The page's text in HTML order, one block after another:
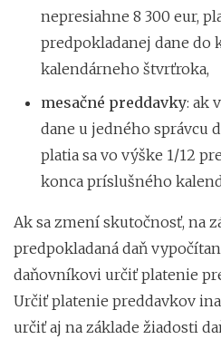
nepresiahne 8 300 eur,
predpokladanej dane do
kalendárneho štvrťroka,
mesačné preddavky: ak
dane u jedného správcu
platia sa vo výške 1/12
konca príslušného
Ak sa zmení skutočnosť, na
predpokladaná daň
daňovníkovi určiť platenie
Určiť platenie preddavkov
určiť aj na základe žiadosti